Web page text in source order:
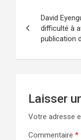
de
l’article
David
difficulté à
publication
Laisser
Votre adresse
Commentaire *